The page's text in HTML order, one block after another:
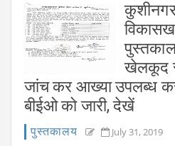
खेलकूद
जांच कर आख्या उपलब्ध
बीईओ को जारी, देखें
पुस्तकालय July 31, 2019